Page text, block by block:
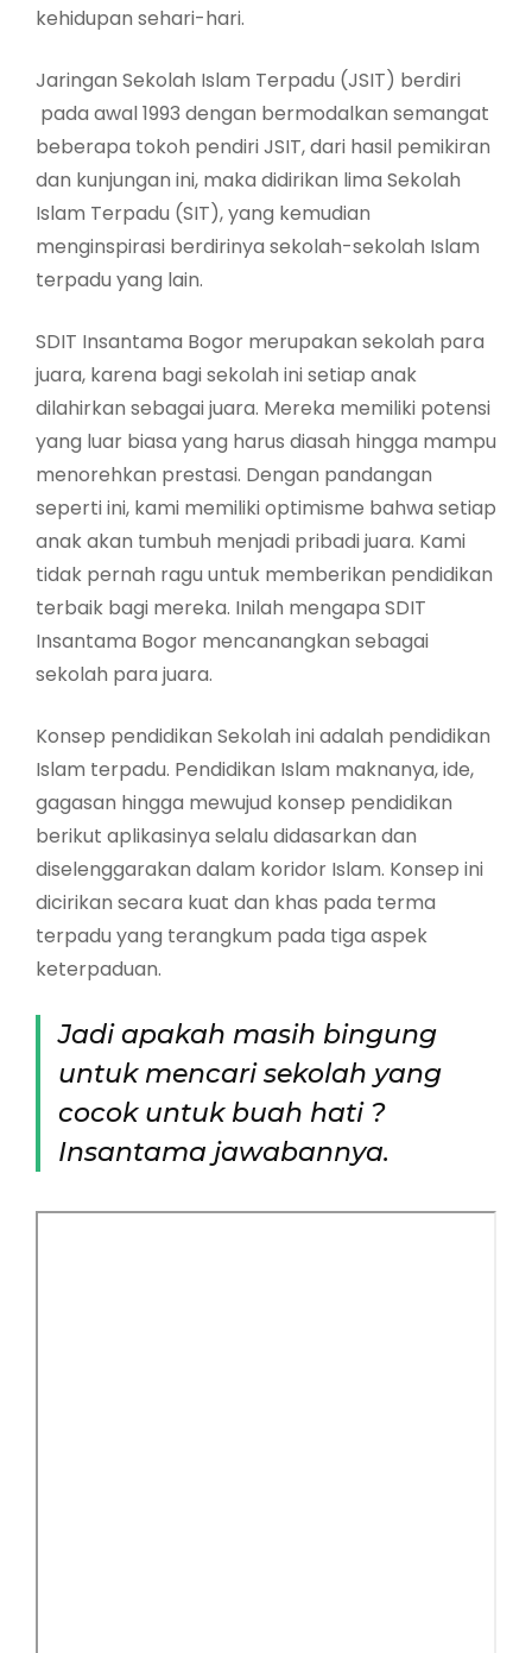
kehidupan sehari-hari.
Jaringan Sekolah Islam Terpadu (JSIT) berdiri
pada awal 1993 dengan bermodalkan semangat
beberapa tokoh pendiri JSIT, dari hasil pemikiran
dan kunjungan ini, maka didirikan lima Sekolah
Islam Terpadu (SIT), yang kemudian
menginspirasi berdirinya sekolah-sekolah Islam
terpadu yang lain.
SDIT Insantama Bogor merupakan sekolah para
juara, karena bagi sekolah ini setiap anak
dilahirkan sebagai juara. Mereka memiliki potensi
yang luar biasa yang harus diasah hingga mampu
menorehkan prestasi. Dengan pandangan
seperti ini, kami memiliki optimisme bahwa setiap
anak akan tumbuh menjadi pribadi juara. Kami
tidak pernah ragu untuk memberikan pendidikan
terbaik bagi mereka. Inilah mengapa SDIT
Insantama Bogor mencanangkan sebagai
sekolah para juara.
Konsep pendidikan Sekolah ini adalah pendidikan
Islam terpadu. Pendidikan Islam maknanya, ide,
gagasan hingga mewujud konsep pendidikan
berikut aplikasinya selalu didasarkan dan
diselenggarakan dalam koridor Islam. Konsep ini
dicirikan secara kuat dan khas pada terma
terpadu yang terangkum pada tiga aspek
keterpaduan.
Jadi apakah masih bingung
untuk mencari sekolah yang
cocok untuk buah hati ?
Insantama jawabannya.